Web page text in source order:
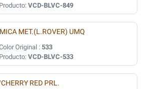
VCD-BLVC-849
MET.(L.ROVER) UMQ
Original :533
VCD-BLVC-533
RED PRL.